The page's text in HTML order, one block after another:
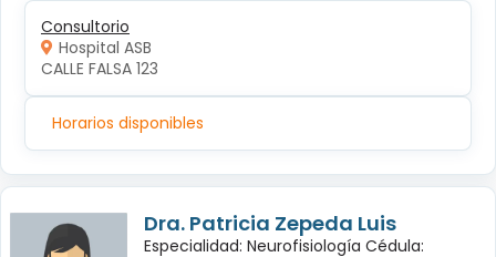
Consultorio
Hospital ASB
CALLE FALSA 123
Horarios disponibles
Dra. Patricia Zepeda Luis
Especialidad: Neurofisiología Cédula: